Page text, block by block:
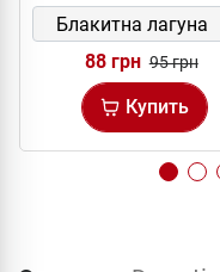
88 грн 95 грн
Купить